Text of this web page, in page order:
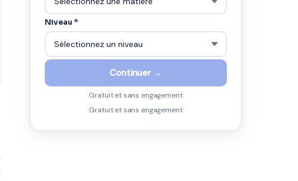
Niveau *
Continuer →
Gratuit et sans engagement
Gratuit et sans engagement